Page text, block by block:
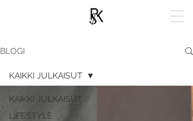
BLOGI
KAIKKI JULKAISUT
LIFESTYLE
KAIKKI JULKAISUT